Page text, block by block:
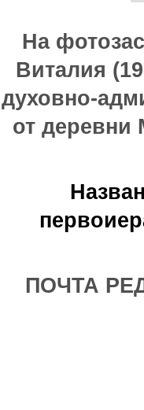
На
Виталия
духовно-
от деревни
ПОЧТА